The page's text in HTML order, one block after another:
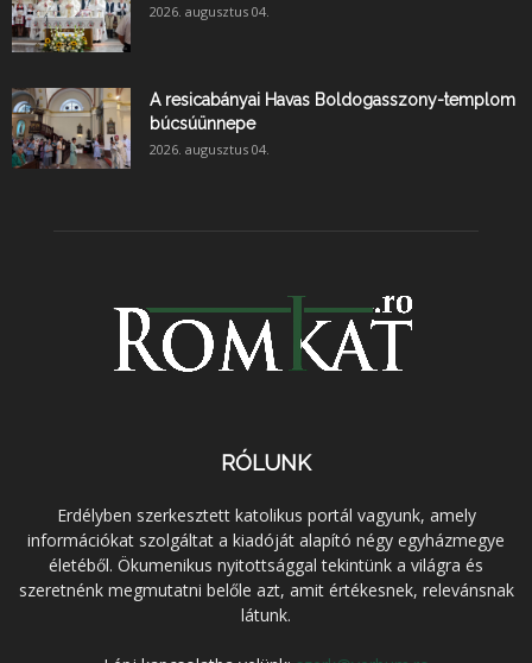
2026. augusztus 04.
A resicabányai Havas Boldogasszony-templom
búcsúünnepe
2026. augusztus 04.
RÓLUNK
Erdélyben szerkesztett katolikus portál vagyunk, amely
információkat szolgáltat a kiadóját alapító négy egyházmegye
életéből. Ökumenikus nyitottsággal tekintünk a világra és
szeretnénk megmutatni belőle azt, amit értékesnek, relevánsnak
látunk.